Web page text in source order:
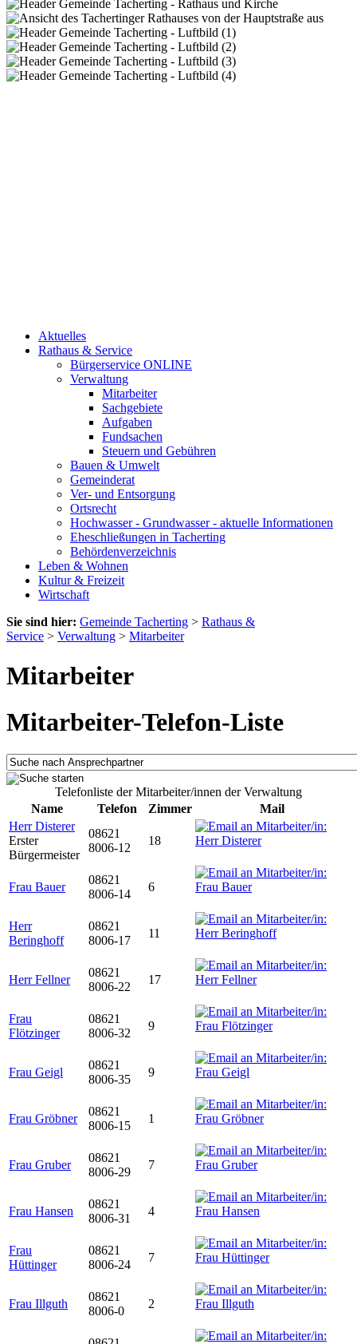
Aktuelles
Rathaus & Service
Bürgerservice ONLINE
Verwaltung
Mitarbeiter
Sachgebiete
Aufgaben
Fundsachen
Steuern und Gebühren
Bauen & Umwelt
Gemeinderat
Ver- und Entsorgung
Ortsrecht
Hochwasser - Grundwasser - aktuelle Informationen
Eheschließungen in Tacherting
Behördenverzeichnis
Leben & Wohnen
Kultur & Freizeit
Wirtschaft
Sie sind hier: Gemeinde Tacherting > Rathaus &
Service > Verwaltung > Mitarbeiter
Mitarbeiter
Mitarbeiter-Telefon-Liste
Telefonliste der Mitarbeiter/innen der Verwaltung
Name
Telefon Zimmer
Mail
Herr Disterer
Erster
Bürgermeister
08621
8006-12
18
Frau Bauer
08621
8006-14
6
Herr
Beringhoff
08621
8006-17
11
Herr Fellner
08621
8006-22
17
Frau
Flötzinger
08621
8006-32
9
Frau Geigl
08621
8006-35
9
Frau Gröbner
08621
8006-15
1
Frau Gruber
08621
8006-29
7
Frau Hansen
08621
8006-31
4
Frau
Hüttinger
08621
8006-24
7
Frau Illguth
08621
8006-0
2